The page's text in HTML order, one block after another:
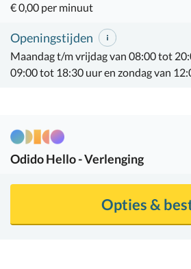
€ 0,00 per minuut
Openingstijden
Maandag t/m vrijdag van 08:00 tot
09:00 tot 18:30 uur en zondag van
OdidoHello - Verlenging
Opties &